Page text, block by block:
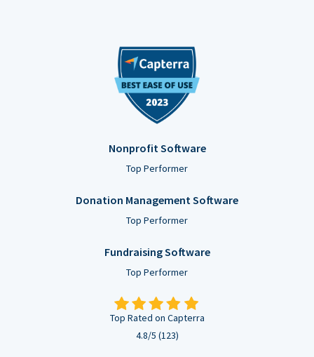
Nonprofit Software
Top Performer
Donation Management Software
Top Performer
Fundraising Software
Top Performer
Top Rated on Capterra
4.8/5 (123)